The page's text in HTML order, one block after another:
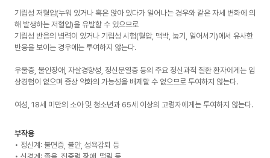
기립성 저혈압(누워 있거나 혹은 앉아 있다가 일어나는 경우와 같은 자세 변화에 의
해 발생하는 저혈압)을 유발할 수 있으므로
기립성 반응의 병력이 있거나 기립성 시험(혈압, 맥박, 눕기, 일어서기)에서 유사한
반응을 보이는 경우에는 투여하지 않는다.
우울증, 불안장애, 자살경향성, 정신분열증 등의 주요 정신과적 질환 환자에게는 임
상경험이 없으며 증상 악화의 가능성을 배제할 수 없으므로 투여하지 않는다.
여성, 18세 미만의 소아 및 청소년과 65세 이상의 고령자에게는 투여하지 않는다.
부작용
• 정신계: 불면증, 불안, 성욕감퇴 등